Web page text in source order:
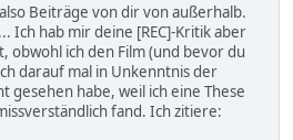
Beiträge von dir von außerhalb.
Ich hab mir deine [REC]-Kritik aber
obwohl ich den Film (und bevor du
darauf mal in Unkenntnis der
gesehen habe, weil ich eine These
fand. Ich zitiere: